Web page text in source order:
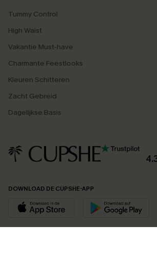
Tummy Control
High Waist
Vakantie Must-have
Charmante Feestlooks
Kleuren Schitteren
Zacht Gebreid
Dagelijkse Basis
DOWNLOAD DE CUPSHE-APP